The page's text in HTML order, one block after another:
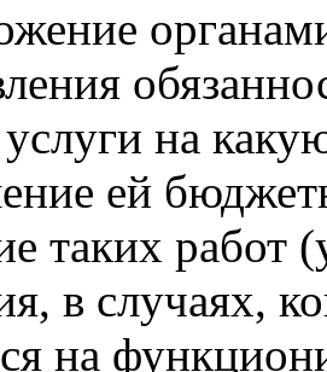
органами
услуги на
ей
таких работ
в случаях,
на